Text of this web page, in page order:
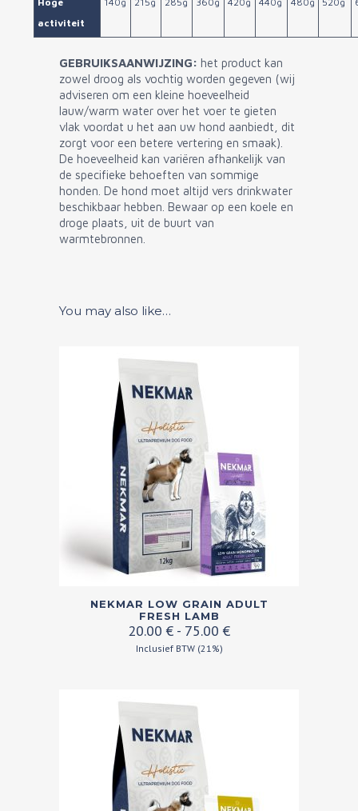
activiteit
GEBRUIKSAANWIJZING: het product kan
zowel droog als vochtig worden gegeven (wij
adviseren om een ​​kleine hoeveelheid
lauw/warm water over het voer te gieten
vlak voordat u het aan uw hond aanbiedt, dit
zorgt voor een betere vertering en smaak).
De hoeveelheid kan variëren afhankelijk van
de specifieke behoeften van sommige
honden. De hond moet altijd vers drinkwater
beschikbaar hebben. Bewaar op een koele en
droge plaats, uit de buurt van
warmtebronnen.
You may also like…
NEKMAR LOW GRAIN ADULT
FRESH LAMB
20.00 € - 75.00 €Prijsklasse:
Inclusief BTW (21%)